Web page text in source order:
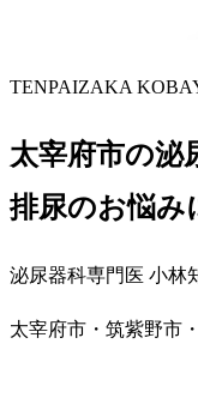
TENPAIZAKA
太宰府市の泌
排尿のお悩み
泌尿器科専門医 小林
太宰府市・筑紫野市